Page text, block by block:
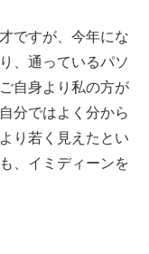
ですが、今年にな
、通っているパソ
自身より私の方が
分ではよく分から
り若く見えたとい
、イミディーンを